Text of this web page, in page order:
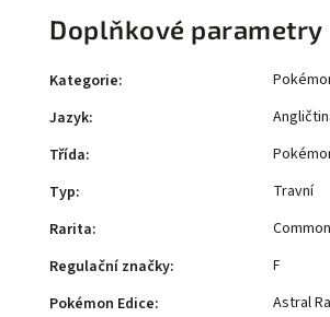
Doplňkové parametry
Kategorie:
Jazyk:
Třída:
Typ:
Travní
Rarita:
Common
Regulační značky:
F
Pokémon Edice:
Astral